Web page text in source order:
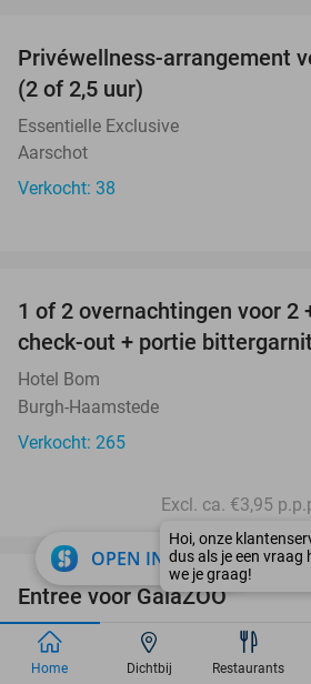
Privéwellness-arrangement
(2 of 2,5 uur)
Essentielle Exclusive
Aarschot
Verkocht: 38
1 of 2 overnachtingen voor 2
check-out + portie
Hotel Bom
Burgh-Haamstede
Verkocht: 265
Excl. ca. €3,95
Entree voor GaiaZOO
GaiaZOO
Kerkrade
OPEN IN APP close
Home Dichtbij Restaurants